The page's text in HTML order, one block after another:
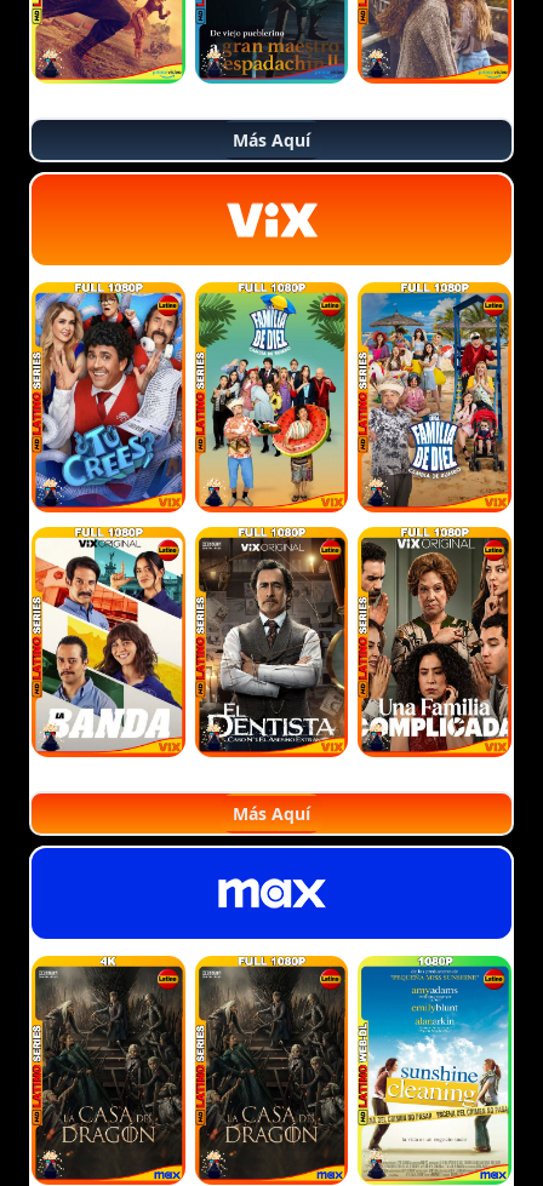
Más Aquí
Más Aquí